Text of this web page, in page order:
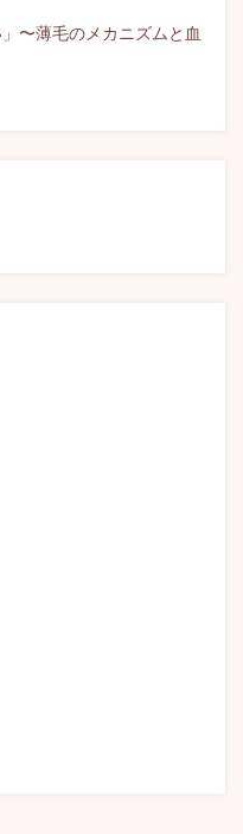
〜薄毛のメカニズムと血